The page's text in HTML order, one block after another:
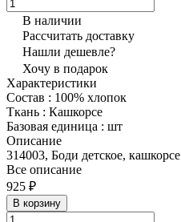
В наличии
Рассчитать доставку
Нашли дешевле?
Хочу в подарок
Характеристики
Состав : 100% хлопок
Ткань : Кашкорсе
Базовая единица : шт
Описание
314003, Боди детское, кашкорсе
Все описание
925 ₽
В корзину